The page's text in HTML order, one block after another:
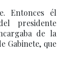
Entonces él
presidente
de la
Gabinete, que